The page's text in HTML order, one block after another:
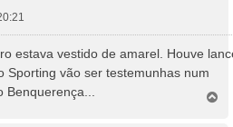
estava vestido de amarel. Houve
Sporting vão ser testemunhas num